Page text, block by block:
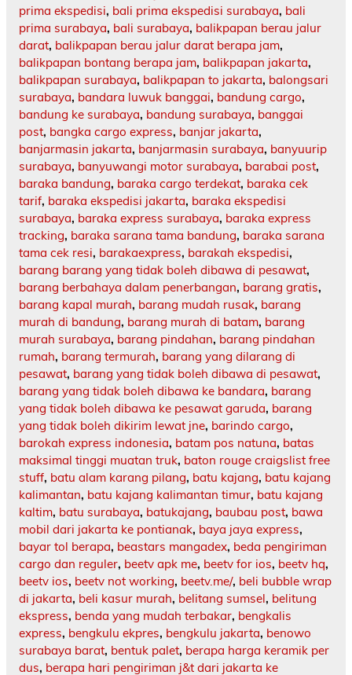
prima ekspedisi, bali prima ekspedisi surabaya, bali
prima surabaya, bali surabaya, balikpapan berau jalur
darat, balikpapan berau jalur darat berapa jam,
balikpapan bontang berapa jam, balikpapan jakarta,
balikpapan surabaya, balikpapan to jakarta, balongsari
surabaya, bandara luwuk banggai, bandung cargo,
bandung ke surabaya, bandung surabaya, banggai
post, bangka cargo express, banjar jakarta,
banjarmasin jakarta, banjarmasin surabaya, banyuurip
surabaya, banyuwangi motor surabaya, barabai post,
baraka bandung, baraka cargo terdekat, baraka cek
tarif, baraka ekspedisi jakarta, baraka ekspedisi
surabaya, baraka express surabaya, baraka express
tracking, baraka sarana tama bandung, baraka sarana
tama cek resi, barakaexpress, barakah ekspedisi,
barang barang yang tidak boleh dibawa di pesawat,
barang berbahaya dalam penerbangan, barang gratis,
barang kapal murah, barang mudah rusak, barang
murah di bandung, barang murah di batam, barang
murah surabaya, barang pindahan, barang pindahan
rumah, barang termurah, barang yang dilarang di
pesawat, barang yang tidak boleh dibawa di pesawat,
barang yang tidak boleh dibawa ke bandara, barang
yang tidak boleh dibawa ke pesawat garuda, barang
yang tidak boleh dikirim lewat jne, barindo cargo,
barokah express indonesia, batam pos natuna, batas
maksimal tinggi muatan truk, baton rouge craigslist free
stuff, batu alam karang pilang, batu kajang, batu kajang
kalimantan, batu kajang kalimantan timur, batu kajang
kaltim, batu surabaya, batukajang, baubau post, bawa
mobil dari jakarta ke pontianak, baya jaya express,
bayar tol berapa, beastars mangadex, beda pengiriman
cargo dan reguler, beetv apk me, beetv for ios, beetv hq,
beetv ios, beetv not working, beetv.me/, beli bubble wrap
di jakarta, beli kasur murah, belitang sumsel, belitung
ekspress, benda yang mudah terbakar, bengkalis
express, bengkulu ekpres, bengkulu jakarta, benowo
surabaya barat, bentuk palet, berapa harga keramik per
dus, berapa hari pengiriman j&t dari jakarta ke